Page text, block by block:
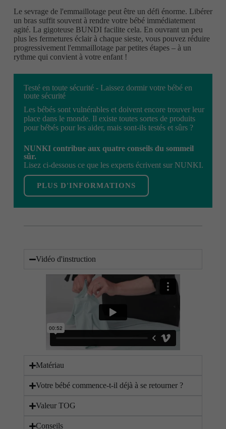
Le sevrage de l'emmaillotage peut être un défi énorme. Libérer
un bras suffit souvent à rendre votre bébé immédiatement
agité. La gigoteuse BUNDI facilite cela. En ouvrant un peu
plus les fermetures éclair à chaque sieste, vous pouvez réduire
progressivement l'emmaillotage par petites étapes – à un
rythme qui convient à votre enfant !
Testé en toute sécurité - Laissez dormir votre bébé en
toute sécurité
Les bébés sont vulnérables et doivent encore trouver leur
place dans le monde. Il existe toutes sortes de produits
pour bébés pour les aider, mais sont-ils testés et sûrs ?
NUNKI contribue aux quatre conseils du sommeil
sûr.
Lisez ci-dessous ce que les experts écrivent sur NUNKI.
PLUS D'INFORMATIONS
Vidéo d'instruction
Matériau
Votre bébé commence-t-il déjà à se retourner ?
Valeur TOG
Conseils